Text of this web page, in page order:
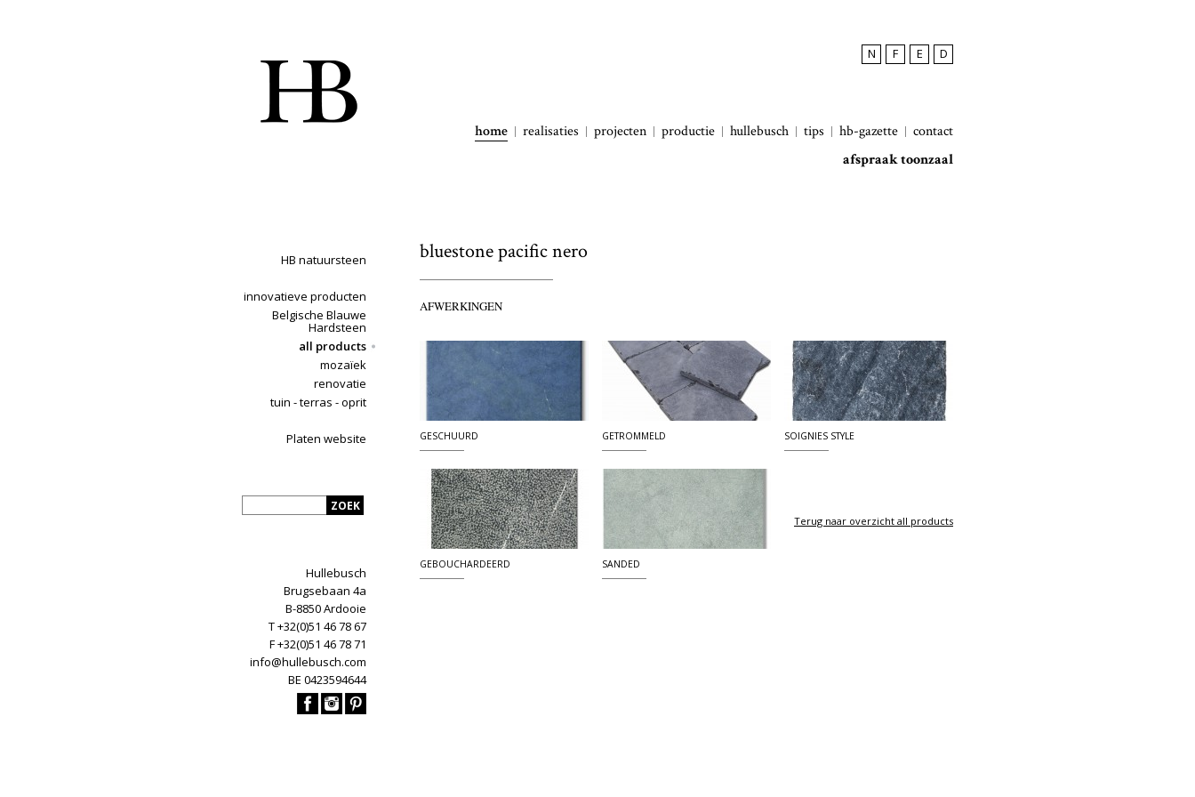
N F E D
home realisaties projecten productie hullebusch tips hb-gazette
contact
afspraak toonzaal
HB natuursteen
innovatieve producten
Belgische Blauwe
Hardsteen
all products
mozaïek
renovatie
tuin - terras - oprit
Platen website
Hullebusch
Brugsebaan 4a
B-8850 Ardooie
T +32(0)51 46 78 67
F +32(0)51 46 78 71
info@hullebusch.com
BE 0423594644
bluestone pacific nero
AFWERKINGEN
GESCHUURD GETROMMELD SOIGNIES STYLE
GEBOUCHARDEERD SANDED
Terug naar overzicht all products